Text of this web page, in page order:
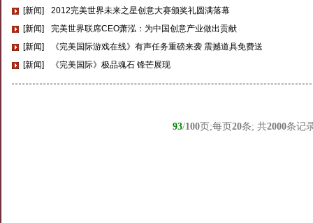
[新闻]
2012完美世界未来之星创意大赛颁奖礼圆满落幕
[新闻]
完美世界联席CEO萧泓：为中国创意产业做出贡献
[新闻]
《完美国际游戏在线》有声任务重磅来袭 震撼道具免费送
[新闻]
《完美国际》极品魂石 锋芒展现
93/100页;每页 20条; 共2000条记